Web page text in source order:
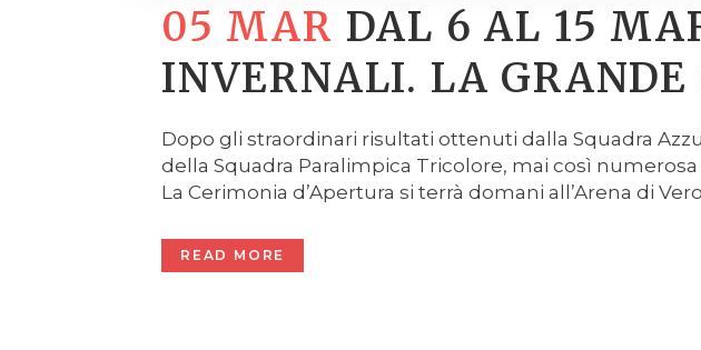
05 MAR DAL 6 AL 15
INVERNALI. LA GRANDE
Dopo gli straordinari risultati ottenuti dalla Squadra
della Squadra Paralimpica Tricolore, mai così
La Cerimonia d’Apertura si terrà domani all’Arena di
READ MORE